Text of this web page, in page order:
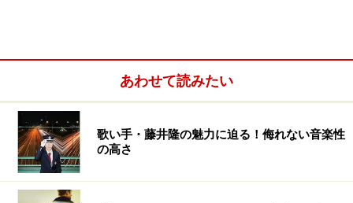
11. モノレールのジョニー(Very Different Version)
トレヴァー・ホーンがうさぎになった（ちなみにジェフ
リーはハスキー犬）ジャケのカヴァーは、確信犯的にず
るい！ 僕や僕の友達（バグルズ・コレクターとして知ら
れるKさん）など、素直にジャケ買いする人たちを狙っ
ている。バロムワン
あわせて読みたい
歌い手・藤井隆の魅力に迫る！侮れない音楽性
の高さ